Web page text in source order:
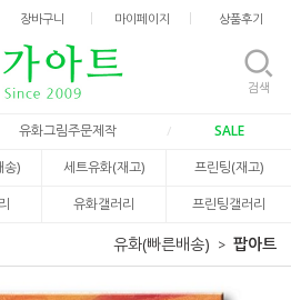
장바구니 마이페이지 상품후기
검색
유화그림주문제작
SALE
송) 세트유화(재고)
프린팅(재고)
유화갤러리 프린팅갤러리
유화(빠른배송) 팝아트